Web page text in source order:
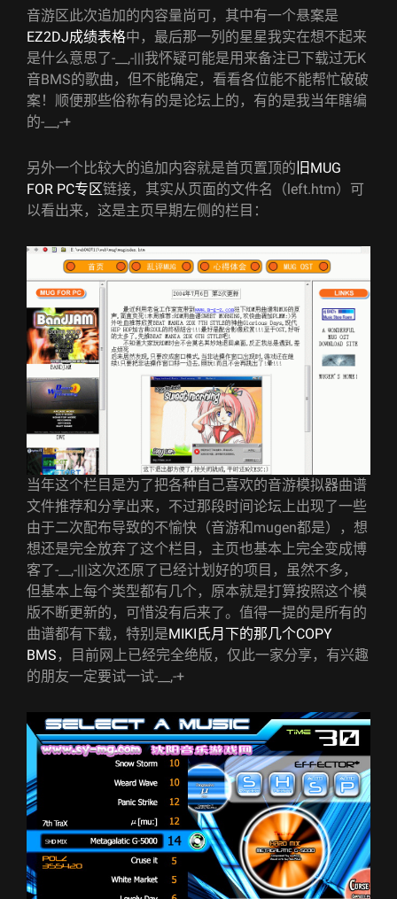
音游区此次追加的内容量尚可，其中有一个悬案是
EZ2DJ成绩表格中，最后那一列的星星我实在想不起来
是什么意思了-__,-|||我怀疑可能是用来备注已下载过无K
音BMS的歌曲，但不能确定，看看各位能不能帮忙破破
案！顺便那些俗称有的是论坛上的，有的是我当年瞎编
的-__,-+
另外一个比较大的追加内容就是首页置顶的 旧MUG
FOR PC专区链接，其实从页面的文件名（left.htm）可
以看出来，这是主页早期左侧的栏目：
当年这个栏目是为了把各种自己喜欢的音游模拟器曲谱
文件推荐和分享出来，不过那段时间论坛上出现了一些
由于二次配布导致的不愉快（音游和mugen都是），想
想还是完全放弃了这个栏目，主页也基本上完全变成博
客了-__,-|||这次还原了已经计划好的项目，虽然不多，
但基本上每个类型都有几个，原本就是打算按照这个模
版不断更新的，可惜没有后来了。值得一提的是所有的
曲谱都有下载，特别是MIKI氏月下的那几个COPY
BMS ，目前网上已经完全绝版，仅此一家分享，有兴趣
的朋友一定要试一试-__,-+